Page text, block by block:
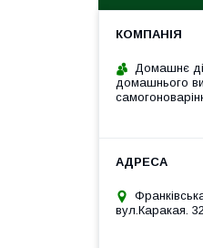
Домашнє
домашнього
вул.Каракая.